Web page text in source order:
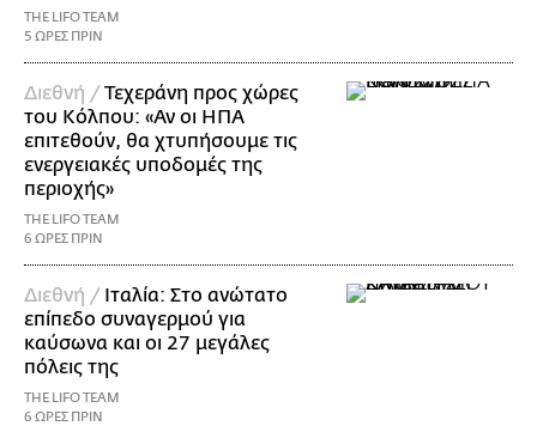
THE LIFO TEAM
5 ΩΡΕΣ ΠΡΙΝ
Διεθνή /Τεχεράνη προς χώρες
του Κόλπου: «Αν οι ΗΠΑ
επιτεθούν, θα χτυπήσουμε τις
ενεργειακές υποδομές της
περιοχής»
THE LIFO TEAM
6 ΩΡΕΣ ΠΡΙΝ
Διεθνή / Ιταλία: Στο ανώτατο
επίπεδο συναγερμού για
καύσωνα και οι 27 μεγάλες
πόλεις της
THE LIFO TEAM
6 ΩΡΕΣ ΠΡΙΝ